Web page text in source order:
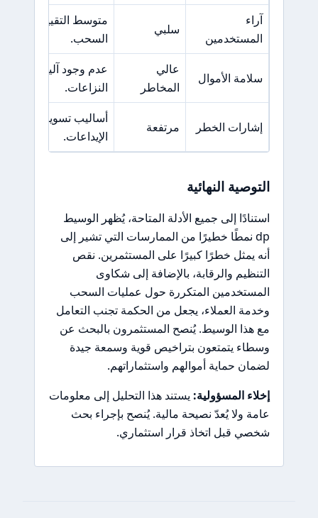
آراء
المستخدمين
سلبي
السحب.
سلامة الأموال
عالي
المخاطر
عدم وجود آليات
النزاعات.
إشارات الخطر مرتفعة
أساليب تسويقية
الإيداعات.
التوصية النهائية
استنادًا إلى جميع الأدلة المتاحة، يُظهر الوسيط
dp نمطًا خطيرًا من الممارسات التي تشير إلى
أنه يمثل خطرًا كبيرًا على المستثمرين. نقص
التنظيم والرقابة، بالإضافة إلى شكاوى
المستخدمين المتكررة حول عمليات السحب
وخدمة العملاء، يجعل من الحكمة تجنب التعامل
مع هذا الوسيط. يُنصح المستثمرون بالبحث عن
وسطاء يتمتعون بتراخيص قوية وسمعة جيدة
لضمان حماية أموالهم واستثماراتهم.
إخلاء المسؤولية: يستند هذا التحليل إلى معلومات
عامة ولا يُعدّ نصيحة مالية. يُنصح بإجراء بحث
شخصي قبل اتخاذ قرار استثماري.